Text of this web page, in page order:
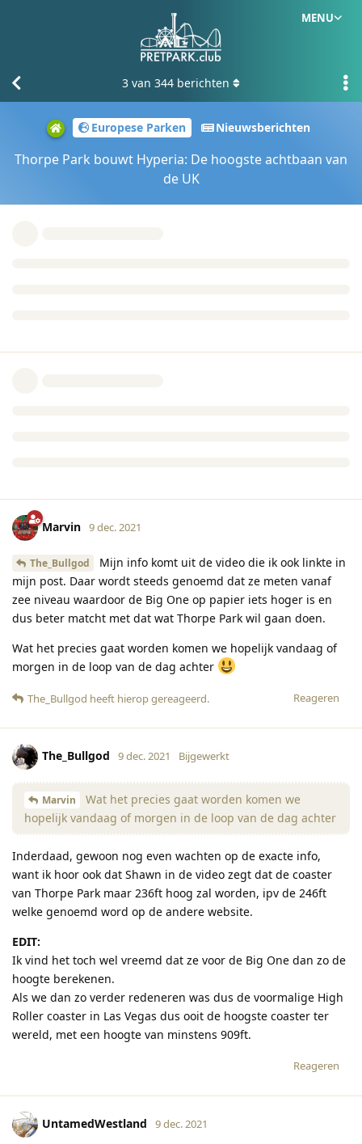
MENU
Europese Parken Nieuwsberichten
Thorpe Park bouwt Hyperia: De hoogste achtbaan van
de UK
3 van 344 berichten
Marvin 9 dec. 2021
The_Bullgod
Mijn info komt uit de video die ik ook linkte in
mijn post. Daar wordt steeds genoemd dat ze meten vanaf
zee niveau waardoor de Big One op papier iets hoger is en
dus beter matcht met dat wat Thorpe Park wil gaan doen.
Wat het precies gaat worden komen we hopelijk vandaag of
morgen in de loop van de dag achter
Reageren
The_Bullgod heeft hierop gereageerd.
The_Bullgod 9 dec. 2021 Bijgewerkt
Marvin
Wat het precies gaat worden komen we
hopelijk vandaag of morgen in de loop van de dag achter
Inderdaad, gewoon nog even wachten op de exacte info,
want ik hoor ook dat Shawn in de video zegt dat de coaster
van Thorpe Park maar 236ft hoog zal worden, ipv de 246ft
welke genoemd word op de andere website.
EDIT:
Ik vind het toch wel vreemd dat ze voor de Big One dan zo de
hoogte berekenen.
Als we dan zo verder redeneren was dus de voormalige High
Roller coaster in Las Vegas dus ooit de hoogste coaster ter
wereld, met een hoogte van minstens 909ft.
Reageren
UntamedWestland 9 dec. 2021